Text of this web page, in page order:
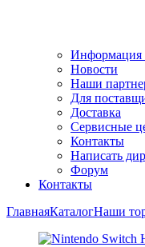
Информация
Новости
Наши
Для
Доставка
Сервисные
Контакты
Написать
Форум
Контакты
ГлавнаяКаталогНаши